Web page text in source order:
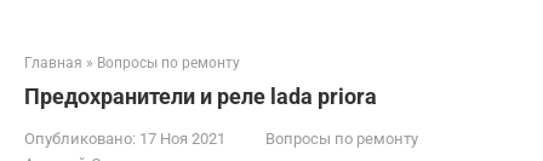
Главная » Вопросы по ремонту
Предохранители и реле lada priora
Опубликовано: 17 Ноя 2021
Вопросы по ремонту